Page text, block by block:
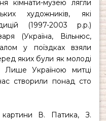
кімнати-музею лягли
художників, які
(1997-2003 р.р.)
(Україна, Вільнюс,
у поїздках взяли
яких були як молоді
Лише Україною митці
створили понад сто
В. Патика, З.